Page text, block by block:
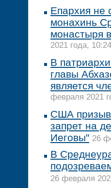
Епархия не
монахинь
монастыря
2021 года, 10:24
В
главы
является
февраля 2021
США
запрет на
Иеговы" 26
В
26 февраля